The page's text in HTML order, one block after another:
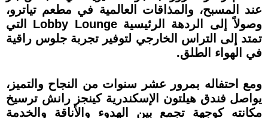
عند المسبح، والمذاقات العالمية في مطعم تياترو،
وصولاً إلى الردهة الرئيسية Lobby Lounge التي
تمتد إلى التراس الخارجي لتوفير تجربة جلوس راقية
في الهواء الطلق.
ومع احتفاله بمرور عشر سنوات من النجاح والتميز،
يواصل فندق هيلتون الإسكندرية كينجز رانش ترسيخ
مكانته كوجهة تجمع بين الهدوء والأناقة والخدمة